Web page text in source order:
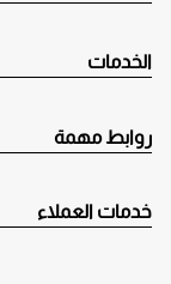
الخدمات
روابط مهمة
خدمات العملاء